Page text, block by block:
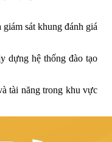
sát khung đánh giá
dựng hệ thống đào tạo
tài năng trong khu vực